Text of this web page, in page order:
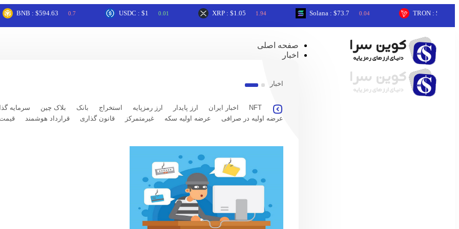
: $594.63 0.7 USDC : $1 0.01 XRP : $1.05 1.94 Solana : $73.7 0.04 TRON : $0.33
صفحه اصلی
اخبار
اخبار
NFT اخبار ایران ارز پایدار ارز رمزپایه استخراج بانک بلاک چین سرمایه
عرضه اولیه در صرافی
عرضه اولیه سکه غیرمتمرکز قانون گذاری قرارداد هوشمند